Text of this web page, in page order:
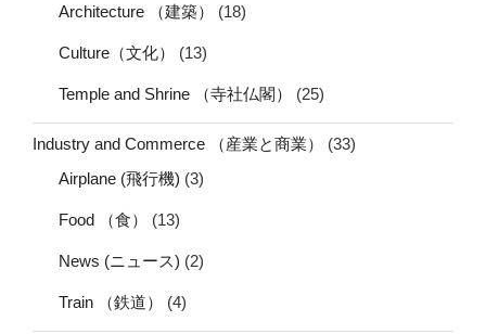
Architecture （建築）
(18)
Culture（文化） (13)
Temple and Shrine （寺社仏閣） (25)
Industry and Commerce （産業と商業）
(33)
Airplane (飛行機) (3)
Food （食） (13)
News (ニュース) (2)
Train （鉄道） (4)